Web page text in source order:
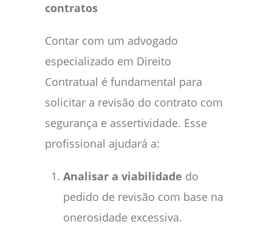
contratos
Contar com um advogado
especializado em Direito
Contratual é fundamental para
solicitar a revisão do contrato com
segurança e assertividade. Esse
profissional ajudará a:
Analisar a viabilidade do
pedido de revisão com base na
onerosidade excessiva.